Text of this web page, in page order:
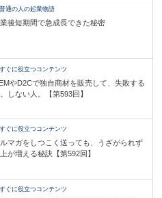
普通の人の起業物語
後短期間で急成長できた秘密
すぐに役立つコンテンツ
やD2Cで独自商材を販売して、失敗する
。しない人。【第593回】
すぐに役立つコンテンツ
ルマガをしつこく送っても、うざがられず
が増える秘訣【第592回】
すぐに役立つコンテンツ